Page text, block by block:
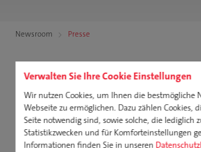
Verwalten Sie Ihre Cookie Einstellungen
Wir nutzen Cookies, um Ihnen die bestmögliche
Webseite zu ermöglichen. Dazu zählen Cookies,
Seite notwendig sind, sowie solche, die lediglich
Statistikzwecken und für Komforteinstellungen
Informationen finden Sie in unseren
Karriere
Unternehmen
Downloads
Newsroom Presse
Entdecken Sie re[h]levante News
innovativ, inspirierend und immer